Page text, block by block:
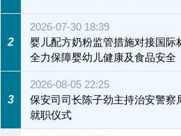
2
2026-07-30 18:39
婴儿配方奶粉监管措施对接国
全力保障婴幼儿健康及食品安全
3
2026-08-05 22:25
保安司司长陈子劲主持治安警察
就职仪式